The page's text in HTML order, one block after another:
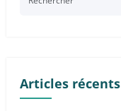
Articles récents